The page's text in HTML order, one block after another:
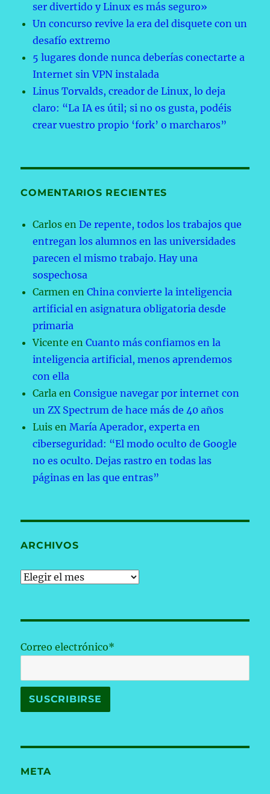
ser divertido y Linux es más seguro»
Un concurso revive la era del disquete con un
desafío extremo
5 lugares donde nunca deberías conectarte a
Internet sin VPN instalada
Linus Torvalds, creador de Linux, lo deja
claro: “La IA es útil; si no os gusta, podéis
crear vuestro propio ‘fork’ o marcharos”
COMENTARIOS RECIENTES
Carlos enDe repente, todos los trabajos que
entregan los alumnos en las universidades
parecen el mismo trabajo. Hay una
sospechosa
Carmen enChina convierte la inteligencia
artificial en asignatura obligatoria desde
primaria
Vicente enCuanto más confiamos en la
inteligencia artificial, menos aprendemos
con ella
Carla enConsigue navegar por internet con
un ZX Spectrum de hace más de 40 años
Luis enMaría Aperador, experta en
ciberseguridad: “El modo oculto de Google
no es oculto. Dejas rastro en todas las
páginas en las que entras”
ARCHIVOS
Archivos
Correo electrónico*
META